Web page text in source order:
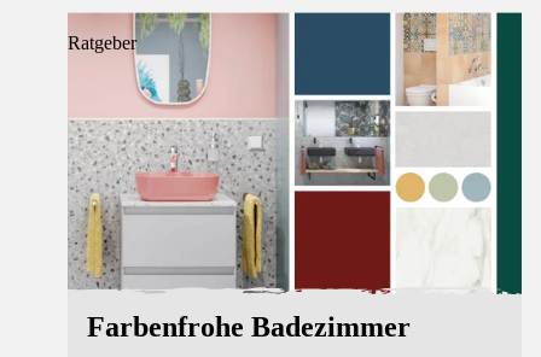
Ratgeber
Farbenfrohe Badezimmer